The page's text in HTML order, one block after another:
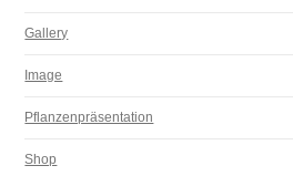
Gallery
Image
Pflanzenpräsentation
Shop